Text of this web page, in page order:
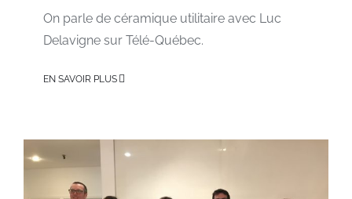
On parle de céramique utilitaire avec Luc
Delavigne sur Télé-Québec.
EN SAVOIR PLUS